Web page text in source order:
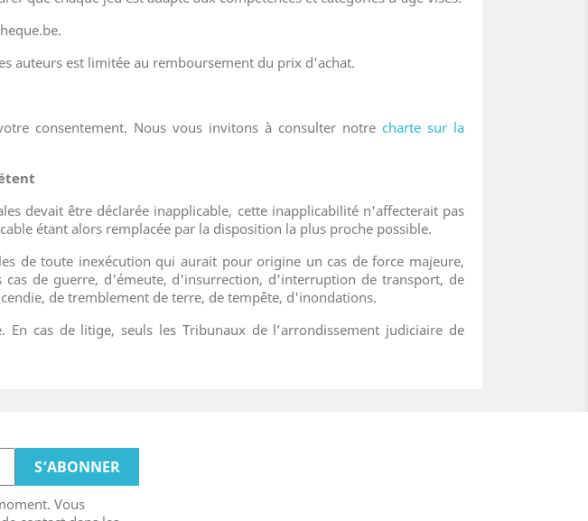
auteurs est limitée au remboursement du prix d'achat.
consentement. Nous vous invitons à consulter notre charte sur la
devait être déclarée inapplicable, cette inapplicabilité n'affecterait pas
étant alors remplacée par la disposition la plus proche possible.
de toute inexécution qui aurait pour origine un cas de force majeure,
de guerre, d'émeute, d'insurrection, d'interruption de transport, de
de tremblement de terre, de tempête, d'inondations.
cas de litige, seuls les Tribunaux de l’arrondissement judiciaire de
Vous